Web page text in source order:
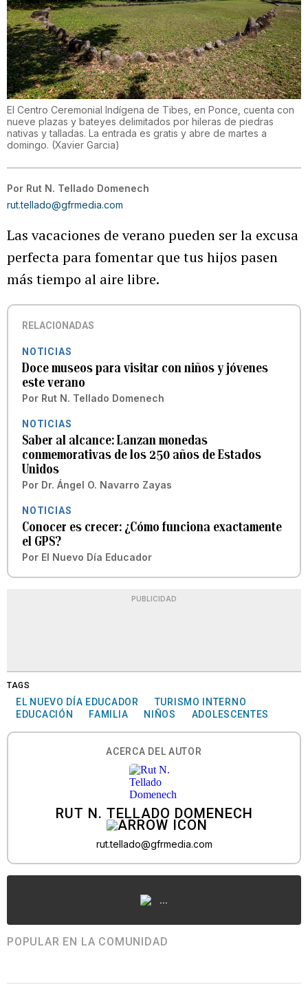
El Centro Ceremonial Indígena de Tibes, en Ponce, cuenta con
nueve plazas y bateyes delimitados por hileras de piedras
nativas y talladas. La entrada es gratis y abre de martes a
domingo. (Xavier Garcia)
Por Rut N. Tellado Domenech
rut.tellado@gfrmedia.com
Las vacaciones de verano pueden ser la excusa
perfecta para fomentar que tus hijos pasen
más tiempo al aire libre.
RELACIONADAS
NOTICIAS
Doce museos para visitar con niños y jóvenes
este verano
Por Rut N. Tellado Domenech
NOTICIAS
Saber al alcance: Lanzan monedas
conmemorativas de los 250 años de Estados
Unidos
Por Dr. Ángel O. Navarro Zayas
NOTICIAS
Conocer es crecer: ¿Cómo funciona exactamente
el GPS?
Por El Nuevo Día Educador
PUBLICIDAD
TAGS
EL NUEVO DÍA EDUCADOR
TURISMO INTERNO
EDUCACIÓN
FAMILIA NIÑOS ADOLESCENTES
ACERCA DEL AUTOR
RUT N. TELLADO DOMENECH
rut.tellado@gfrmedia.com
...
POPULAR EN LA COMUNIDAD